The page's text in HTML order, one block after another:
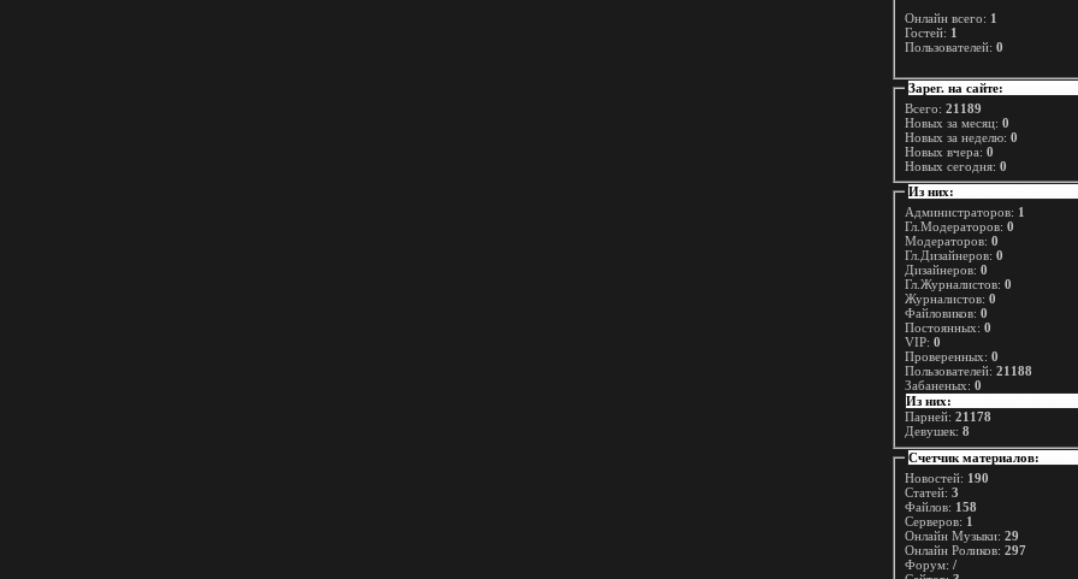
Онлайн всего: 1
Гостей: 1
Пользователей:0
Зарег. на сайте:
Всего:21189
Новых за месяц:0
Новых за неделю:0
Новых вчера:0
Новых сегодня:0
Из них:
Администраторов: 1
Гл.Модераторов:0
Модераторов:0
Гл.Дизайнеров:0
Дизайнеров:0
Гл.Журналистов:0
Журналистов:0
Файловиков:0
Постоянных:0
VIP:0
Проверенных:0
Пользователей:21188
Забаненых:0
Из них:
Парней:21178
Девушек:8
Счетчик материалов:
Новостей: 190
Статей:3
Файлов: 158
Серверов: 1
Онлайн Музыки:29
Онлайн Роликов:297
Форум:/